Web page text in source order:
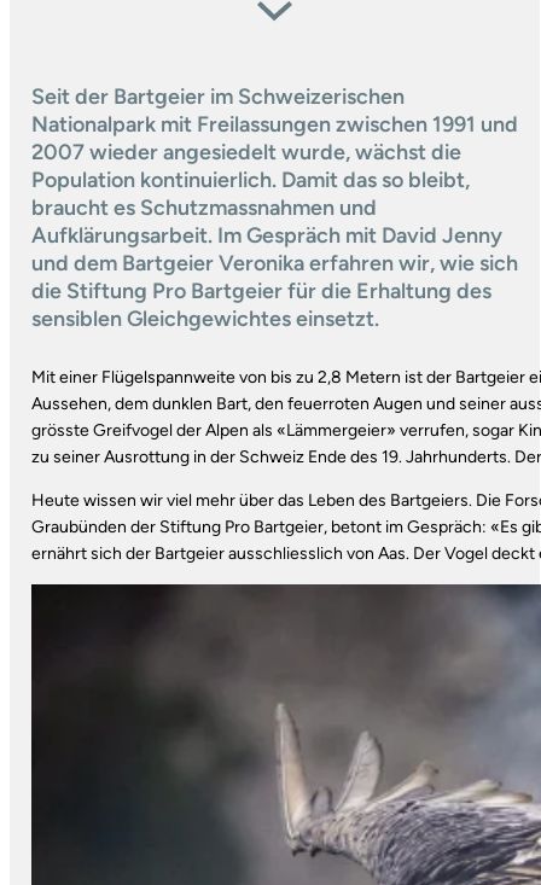
Seit der Bartgeier im Schweizerischen
Nationalpark mit Frei­lassungen zwischen 1991 und
2007 wieder angesiedelt wurde, wächst die
Population kontinuierlich. Damit das so bleibt,
braucht es Schutzmassnahmen und
Aufklärungsarbeit. Im Gespräch mit David Jenny
und dem Bartgeier Veronika erfahren wir, wie sich
die Stiftung Pro Bartgeier für die Erhaltung des
sensiblen Gleichgewichtes einsetzt.
Mit einer Flügelspannweite von bis zu 2,8 Metern ist der Bartgeier
Aussehen, dem dunklen Bart, den feuerroten Augen und seiner
grösste Greifvogel der Alpen als «Lämmergeier» verrufen, sogar
zu seiner Ausrottung in der Schweiz Ende des 19. Jahrhunderts.
Heute wissen wir viel mehr über das Leben des Bartgeiers. Die
Graubünden der Stiftung Pro Bartgeier, betont im Gespräch: «Es
ernährt sich der Bartgeier ausschliesslich von Aas. Der Vogel